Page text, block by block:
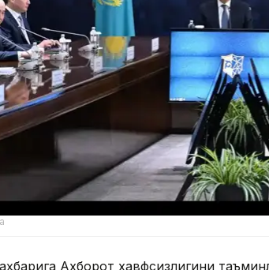
Ахборот хавфсизлигини